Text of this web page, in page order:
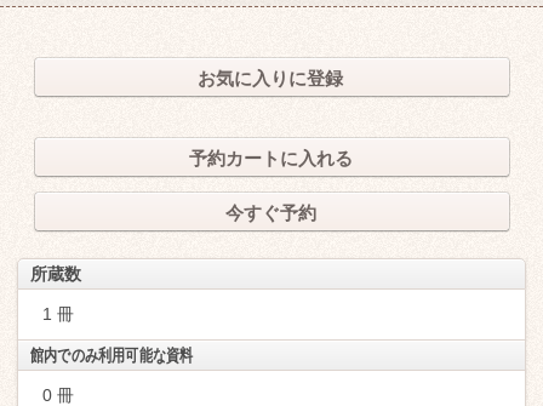
お気に入りに登録
予約カートに入れる
今すぐ予約
所蔵数
1 冊
館内でのみ利用可能な資料
0 冊